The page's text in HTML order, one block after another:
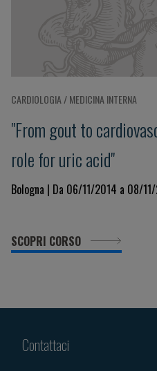
CARDIOLOGIA / MEDICINA INTERNA
"From gout to
role for uric acid"
Bologna | Da 06/11/2014 a 08/
SCOPRI CORSO
Contattaci